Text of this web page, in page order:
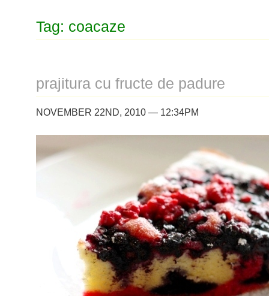
Tag: coacaze
prajitura cu fructe de padure
NOVEMBER 22ND, 2010 — 12:34PM